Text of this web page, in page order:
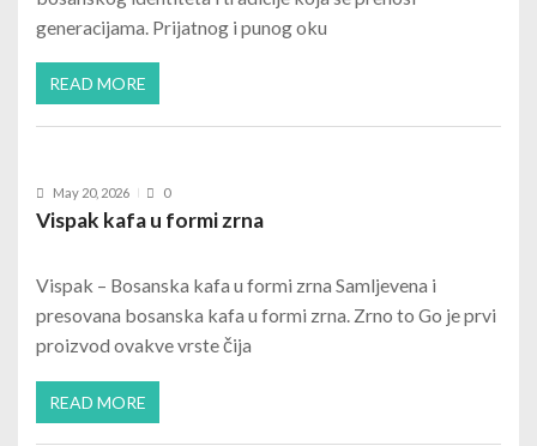
generacijama. Prijatnog i punog oku
READ MORE
May 20, 2026 0
Vispak kafa u formi zrna
Vispak – Bosanska kafa u formi zrna Samljevena i
presovana bosanska kafa u formi zrna. Zrno to Go je prvi
proizvod ovakve vrste čija
READ MORE